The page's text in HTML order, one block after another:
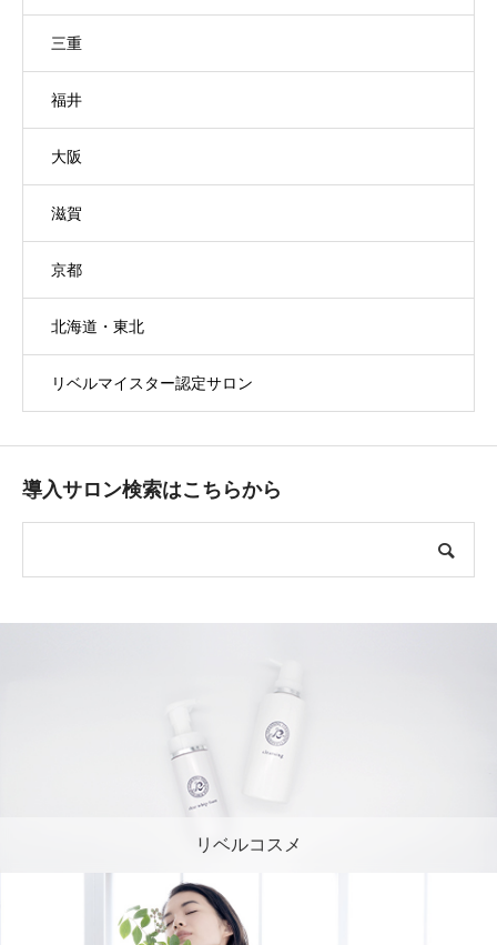
三重
福井
大阪
滋賀
京都
北海道・東北
リベルマイスター認定サロン
導入サロン検索はこちらから
リベルコスメ